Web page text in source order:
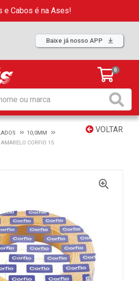
e Cabos é na Ases!
Baixe já nosso APP
0
VOLTAR
10,0MM
CORFIO 15